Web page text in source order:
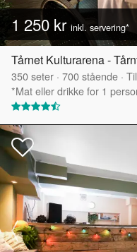
1 250 kr inkl. servering*
Tårnet Kulturarena -
350seter · 700stående ·
*Mat eller drikke for 1